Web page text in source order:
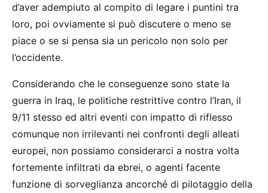
d’aver adempiuto al compito di legare i puntini tra
loro, poi ovviamente si può discutere o meno se
piace o se si pensa sia un pericolo non solo per
l’occidente.
Considerando che le conseguenze sono state la
guerra in Iraq, le politiche restrittive contro l’Iran, il
9/11 stesso ed altri eventi con impatto di riflesso
comunque non irrilevanti nei confronti degli alleati
europei, non possiamo considerarci a nostra volta
fortemente infiltrati da ebrei, o agenti facente
funzione di sorveglianza ancorché di pilotaggio della